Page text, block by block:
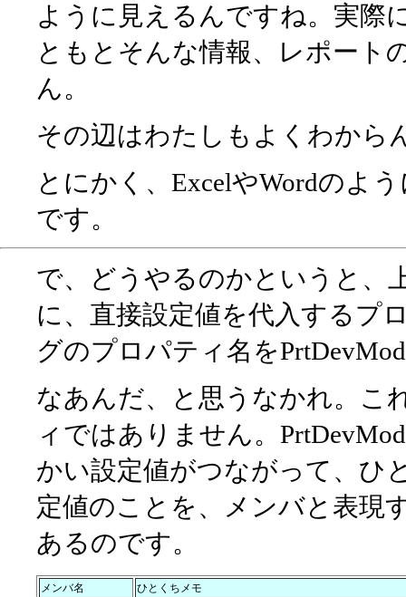
ように見えるんですね。実際
ともとそんな情報、レポート
ん。
その辺はわたしもよくわから
とにかく、ExcelやWordのよ
です。
で、どうやるのかというと、
に、直接設定値を代入するプ
グのプロパティ名を
なあんだ、と思うなかれ。こ
ィではありません。
かい設定値がつながって、ひ
定値のことを、メンバと表現
あるのです。
メンバ名
ひとくちメモ